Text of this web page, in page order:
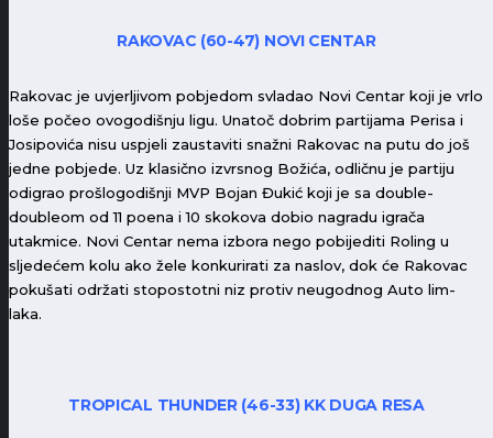
RAKOVAC (60-47) NOVI CENTAR
Rakovac je uvjerljivom pobjedom svladao Novi Centar koji je vrlo
loše počeo ovogodišnju ligu. Unatoč dobrim partijama Perisa i
Josipovića nisu uspjeli zaustaviti snažni Rakovac na putu do još
jedne pobjede. Uz klasično izvrsnog Božića, odličnu je partiju
odigrao prošlogodišnji MVP Bojan Đukić koji je sa double-
doubleom od 11 poena i 10 skokova dobio nagradu igrača
utakmice. Novi Centar nema izbora nego pobijediti Roling u
sljedećem kolu ako žele konkurirati za naslov, dok će Rakovac
pokušati održati stopostotni niz protiv neugodnog Auto lim-
laka.
TROPICAL THUNDER (46-33) KK DUGA RESA